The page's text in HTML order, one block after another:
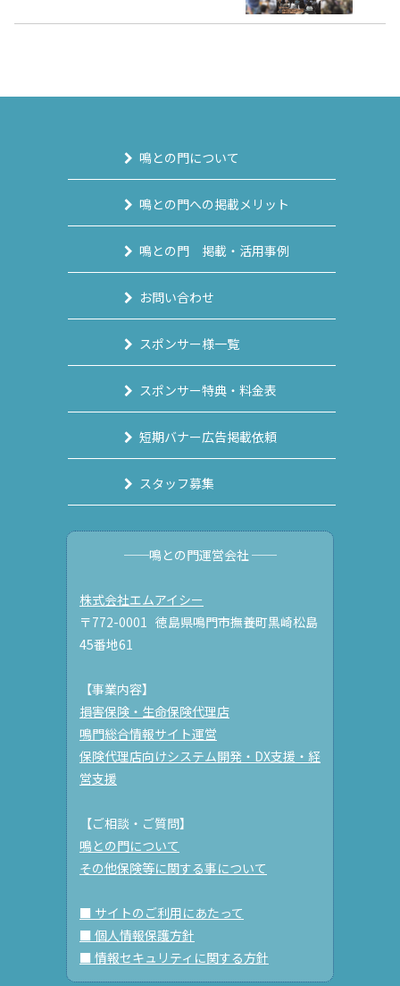
鳴との門について
鳴との門への掲載メリット
鳴との門 掲載・活用事例
お問い合わせ
スポンサー様一覧
スポンサー特典・料金表
短期バナー広告掲載依頼
スタッフ募集
──鳴との門運営会社 ──
株式会社エムアイシー
〒772-0001 徳島県鳴門市撫養町黒崎松島
45番地61
【事業内容】
損害保険・生命保険代理店
鳴門総合情報サイト運営
保険代理店向けシステム開発・DX支援・経
営支援
【ご相談・ご質問】
鳴との門について
その他保険等に関する事について
■ サイトのご利用にあたって
■ 個人情報保護方針
■ 情報セキュリティに関する方針